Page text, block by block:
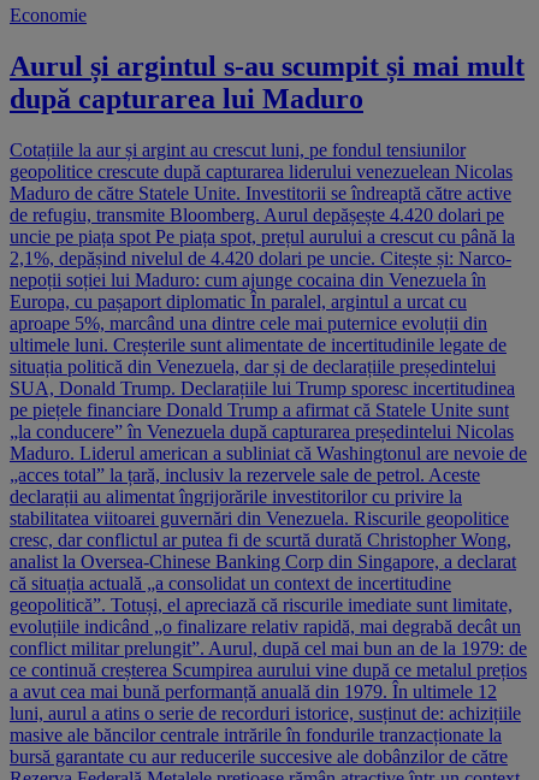
Economie
Aurul și argintul s-au scumpit și mai mult
după capturarea lui Maduro
Cotațiile la aur și argint au crescut luni, pe fondul tensiunilor
geopolitice crescute după capturarea liderului venezuelean Nicolas
Maduro de către Statele Unite. Investitorii se îndreaptă către active
de refugiu, transmite Bloomberg. Aurul depășește 4.420 dolari pe
uncie pe piața spot Pe piața spot, prețul aurului a crescut cu până la
2,1%, depășind nivelul de 4.420 dolari pe uncie. Citește și: Narco-
nepoții soției lui Maduro: cum ajunge cocaina din Venezuela în
Europa, cu pașaport diplomatic În paralel, argintul a urcat cu
aproape 5%, marcând una dintre cele mai puternice evoluții din
ultimele luni. Creșterile sunt alimentate de incertitudinile legate de
situația politică din Venezuela, dar și de declarațiile președintelui
SUA, Donald Trump. Declarațiile lui Trump sporesc incertitudinea
pe piețele financiare Donald Trump a afirmat că Statele Unite sunt
„la conducere” în Venezuela după capturarea președintelui Nicolas
Maduro. Liderul american a subliniat că Washingtonul are nevoie de
„acces total” la țară, inclusiv la rezervele sale de petrol. Aceste
declarații au alimentat îngrijorările investitorilor cu privire la
stabilitatea viitoarei guvernări din Venezuela. Riscurile geopolitice
cresc, dar conflictul ar putea fi de scurtă durată Christopher Wong,
analist la Oversea-Chinese Banking Corp din Singapore, a declarat
că situația actuală „a consolidat un context de incertitudine
geopolitică”. Totuși, el apreciază că riscurile imediate sunt limitate,
evoluțiile indicând „o finalizare relativ rapidă, mai degrabă decât un
conflict militar prelungit”. Aurul, după cel mai bun an de la 1979: de
ce continuă creșterea Scumpirea aurului vine după ce metalul prețios
a avut cea mai bună performanță anuală din 1979. În ultimele 12
luni, aurul a atins o serie de recorduri istorice, susținut de: achizițiile
masive ale băncilor centrale intrările în fondurile tranzacționate la
bursă garantate cu aur reducerile succesive ale dobânzilor de către